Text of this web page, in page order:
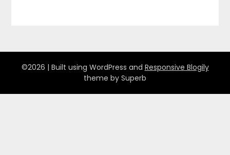
©2026 | Built using WordPress and Responsive Blogily
theme by Superb